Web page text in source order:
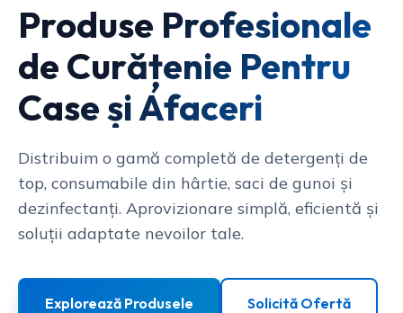
Produse Profesionale
de Curățenie Pentru
Case și Afaceri
Distribuim o gamă completă de detergenți de
top, consumabile din hârtie, saci de gunoi și
dezinfectanți. Aprovizionare simplă, eficientă și
soluții adaptate nevoilor tale.
Explorează Produsele Solicită Ofertă